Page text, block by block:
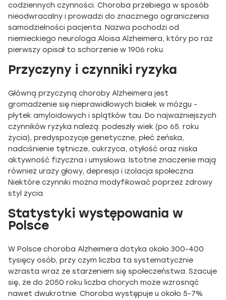
codziennych czynności. Choroba przebiega w sposób
nieodwracalny i prowadzi do znacznego ograniczenia
samodzielności pacjenta. Nazwa pochodzi od
niemieckiego neurologa Aloisa Alzheimera, który po raz
pierwszy opisał to schorzenie w 1906 roku.
Przyczyny i czynniki ryzyka
Główną przyczyną choroby Alzheimera jest
gromadzenie się nieprawidłowych białek w mózgu -
płytek amyloidowych i splątków tau. Do najważniejszych
czynników ryzyka należą: podeszły wiek (po 65. roku
życia), predyspozycje genetyczne, płeć żeńska,
nadciśnienie tętnicze, cukrzyca, otyłość oraz niska
aktywność fizyczna i umysłowa. Istotne znaczenie mają
również urazy głowy, depresja i izolacja społeczna.
Niektóre czynniki można modyfikować poprzez zdrowy
styl życia.
Statystyki występowania w
Polsce
W Polsce choroba Alzheimera dotyka około 300-400
tysięcy osób, przy czym liczba ta systematycznie
wzrasta wraz ze starzeniem się społeczeństwa. Szacuje
się, że do 2050 roku liczba chorych może wzrosnąć
nawet dwukrotnie. Choroba występuje u około 5-7%